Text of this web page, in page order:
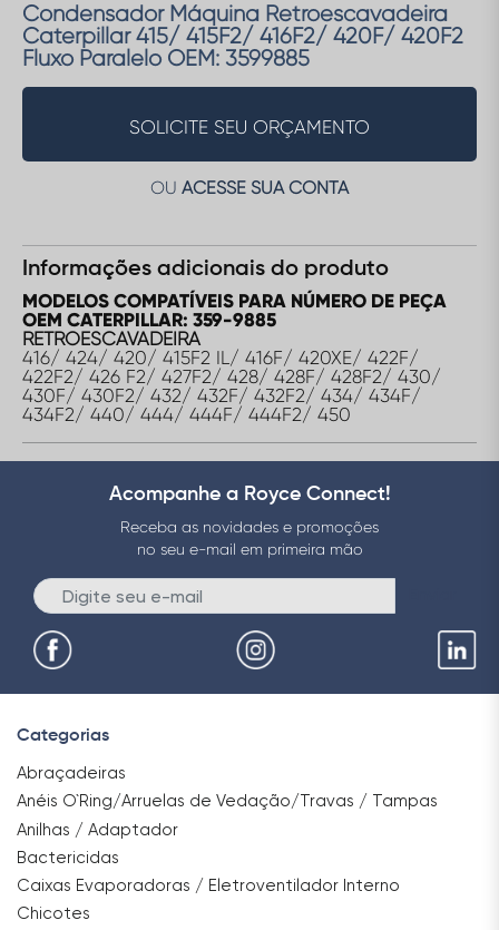
Condensador Máquina Retroescavadeira
Caterpillar 415/ 415F2/ 416F2/ 420F/ 420F2
Fluxo Paralelo OEM: 3599885
SOLICITE SEU ORÇAMENTO
OU ACESSE SUA CONTA
Informações adicionais do produto
MODELOS COMPATÍVEIS PARA NÚMERO DE PEÇA
OEM CATERPILLAR: 359-9885
RETROESCAVADEIRA
416/ 424/ 420/ 415F2 IL/ 416F/ 420XE/ 422F/
422F2/ 426 F2/ 427F2/ 428/ 428F/ 428F2/ 430/
430F/ 430F2/ 432/ 432F/ 432F2/ 434/ 434F/
434F2/ 440/ 444/ 444F/ 444F2/ 450
Acompanhe a Royce Connect!
Receba as novidades e promoções
no seu e-mail em primeira mão
Categorias
Abraçadeiras
Anéis O`Ring/Arruelas de Vedação/Travas / Tampas
Anilhas / Adaptador
Bactericidas
Caixas Evaporadoras / Eletroventilador Interno
Chicotes